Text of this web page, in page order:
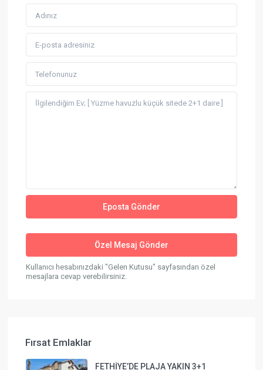
Kullanıcı hesabınızdaki "Gelen Kutusu" sayfasından özel
mesajlara cevap verebilirsiniz.
Fırsat Emlaklar
FETHİYE’DE PLAJA YAKIN 3+1